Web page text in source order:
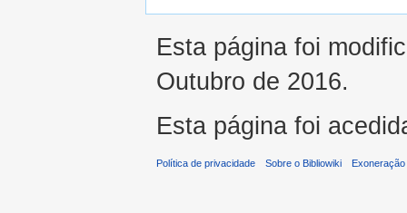
Esta página foi
Outubro de 2016.
Esta página foi
Política de privacidade Sobre o Bibliowiki